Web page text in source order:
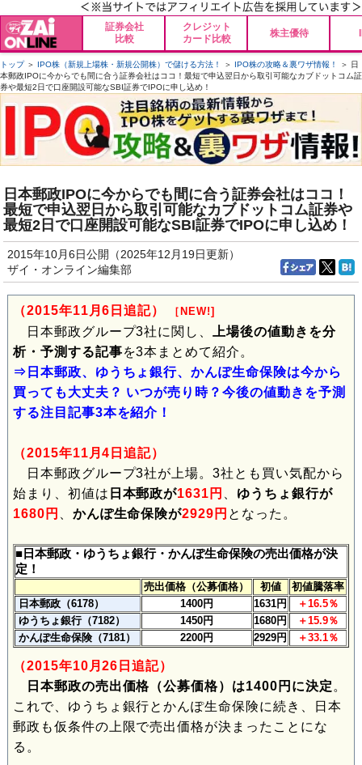
証券会社
比較
クレジット
カード比較
株主優待
トップ＞ IPO株（新規上場株・新規公開株）で儲ける方法！ ＞ IPO株の攻略＆裏ワザ情報！
＞ 日
本郵政IPOに今からでも間に合う証券会社はココ！最短で申込翌日から取引可能なカブドットコム証
券や最短2日で口座開設可能なSBI証券でIPOに申し込め！
日本郵政IPOに今からでも間に合う証券会社はココ！
最短で申込翌日から取引可能なカブドットコム証券や
最短2日で口座開設可能なSBI証券でIPOに申し込め！
2015年10月6日公開（2025年12月19日更新）
ザイ・オンライン編集部
（2015年11月6日追記） ［NEW!]
日本郵政グループ3社に関し、
上場後の値動きを分
析・予測する記事を3本まとめて紹介。
⇒日本郵政、ゆうちょ銀行、かんぽ生命保険は今から
買っても大丈夫？ いつが売り時？今後の値動きを予測
する注目記事3本を紹介！
（2015年11月4日追記）
日本郵政グループ3社が上場。3社とも買い気配から
始まり、初値は 日本郵政が1631円
ゆうちょ銀行が
1680円
かんぽ生命保険が2929円 となった。
■日本郵政・ゆうちょ銀行・かんぽ生命保険の売出価格が決
定！
売出価格（公募価格） 初値
初値騰落率
日本郵政（6178）
1400円 1631円
＋16.5％
ゆうちょ銀行（7182）
1450円 1680円
＋15.9％
かんぽ生命保険（7181）
2200円 2929円 ＋33.1％
（2015年10月26日追記）
日本郵政の売出価格（公募価格）は1400円に決定 。
これで、ゆうちょ銀行とかんぽ生命保険に続き、日本
郵政も仮条件の上限で売出価格が決まったことにな
る。